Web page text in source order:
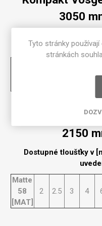
3050
Kompakt
2150
Dostupné tloušťky v
Matte
58
[MAT]
2 2.5 3 4
Tyto stránky
stránkách